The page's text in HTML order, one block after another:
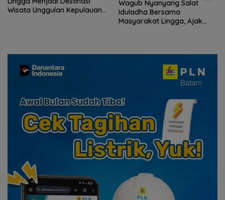
Wisata Unggulan Kepulauan
Wagub Nyanyang Salat
Iduladha Bersama
Masyarakat Lingga, Ajak